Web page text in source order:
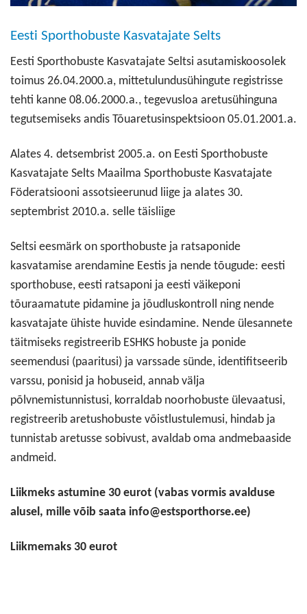
Eesti Sporthobuste Kasvatajate Selts
Eesti Sporthobuste Kasvatajate Seltsi asutamiskoosolek
toimus 26.04.2000.a, mittetulundusühingute registrisse
tehti kanne 08.06.2000.a., tegevusloa aretusühinguna
tegutsemiseks andis Tõuaretusinspektsioon 05.01.2001.a.
Alates 4. detsembrist 2005.a. on Eesti Sporthobuste
Kasvatajate Selts Maailma Sporthobuste Kasvatajate
Föderatsiooni assotsieerunud liige ja alates 30.
septembrist 2010.a. selle täisliige
Seltsi eesmärk on sporthobuste ja ratsaponide
kasvatamise arendamine Eestis ja nende tõugude: eesti
sporthobuse, eesti ratsaponi ja eesti väikeponi
tõuraamatute pidamine ja jõudluskontroll ning nende
kasvatajate ühiste huvide esindamine. Nende ülesannete
täitmiseks registreerib ESHKS hobuste ja ponide
seemendusi (paaritusi) ja varssade sünde, identiﬁtseerib
varssu, ponisid ja hobuseid, annab välja
põlvnemistunnistusi, korraldab noorhobuste ülevaatusi,
registreerib aretushobuste võistlustulemusi, hindab ja
tunnistab aretusse sobivust, avaldab oma andmebaaside
andmeid.
Liikmeks astumine 30 eurot (vabas vormis avalduse
alusel, mille võib saata info@estsporthorse.ee)
Liikmemaks 30 eurot